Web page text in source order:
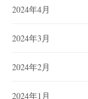
2024年4月
2024年3月
2024年2月
2024年1月